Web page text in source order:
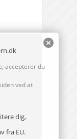
accepterer du
ved at
dig,
fra EU.